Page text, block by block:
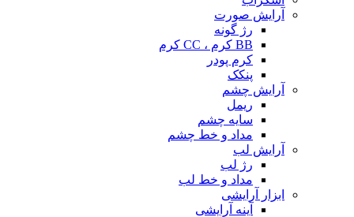
آرایش صورت
رژ گونه
BB کرم ، CC کرم
کرم پودر
پنکک
آرایش چشم
ریمل
سایه چشم
مداد و خط چشم
آرایش لب
رژ لب
مداد و خط لب
ابزار آرایشی
آینه آرایشی